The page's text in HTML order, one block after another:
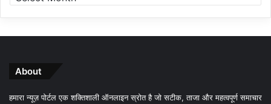
About
हमारा न्यूज़ पोर्टल एक शक्तिशाली ऑनलाइन स्रोत है जो सटीक, ताजा और महत्वपूर्ण समाचार